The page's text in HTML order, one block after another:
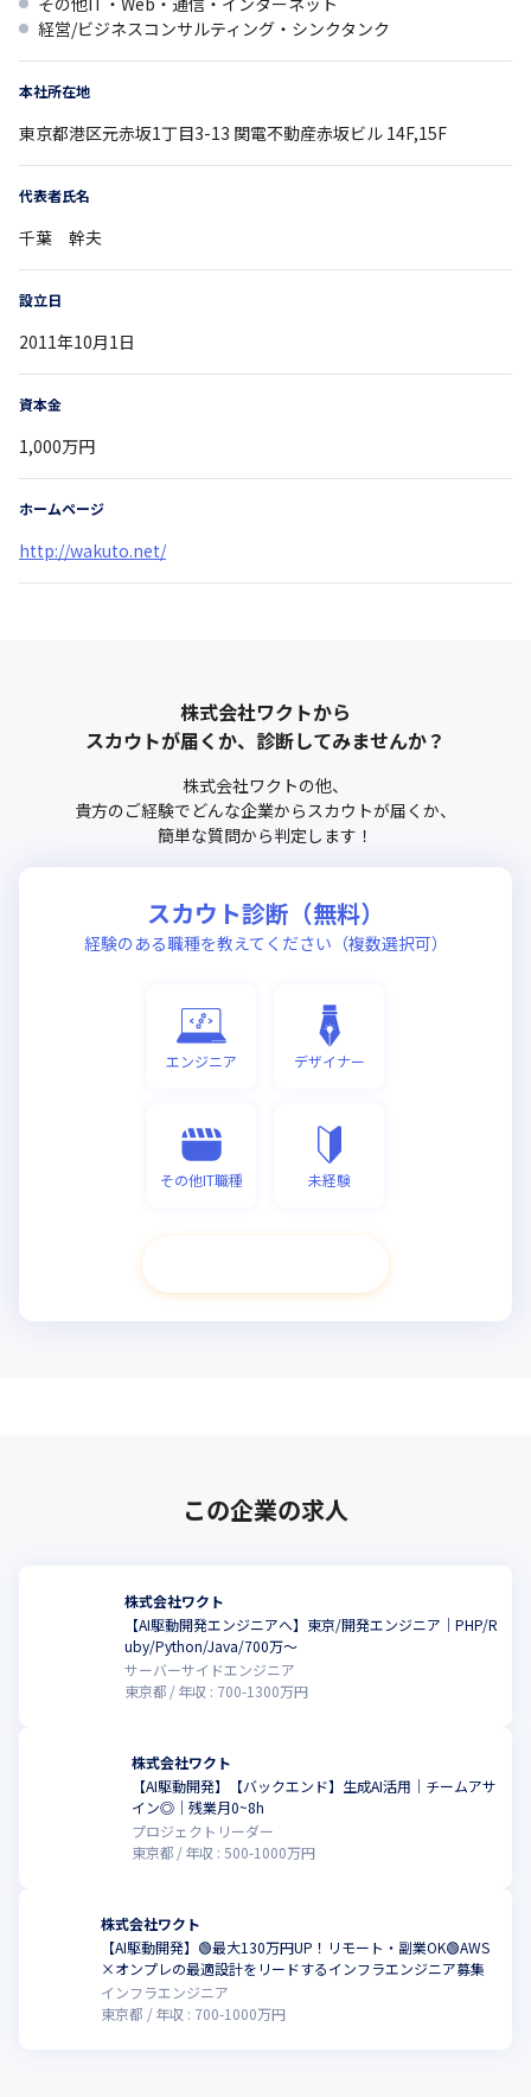
経営/ビジネスコンサルティング・シンクタンク
本社所在地
東京都港区元赤坂1丁目3-13 関電不動産赤坂ビル 14F,15F
代表者氏名
千葉 幹夫
設立日
2011年10月1日
資本金
1,000万円
ホームページ
http://wakuto.net/
株式会社ワクトから
スカウトが届くか、診断してみませんか？
株式会社ワクトの他、
貴方のご経験でどんな企業からスカウトが届くか、
簡単な質問から判定します！
スカウト診断（無料）
経験のある職種を教えてください（複数選択可）
エンジニア デザイナー
その他IT職種 未経験
この企業の求人
株式会社ワクト
【AI駆動開発エンジニアへ】東京/開発エンジニア｜PHP/R
uby/Python/Java/700万～
サーバーサイドエンジニア
東京都
年収 : 700-1300万円
株式会社ワクト
【AI駆動開発】【バックエンド】生成AI活用｜チームアサ
イン◎｜残業月0~8h
プロジェクトリーダー
東京都
年収 :500-1000万円
株式会社ワクト
【AI駆動開発】🟢最大130万円UP！リモート・副業OK🟢AWS
×オンプレの最適設計をリードするインフラエンジニア募集
インフラエンジニア
東京都
年収 : 700-1000万円